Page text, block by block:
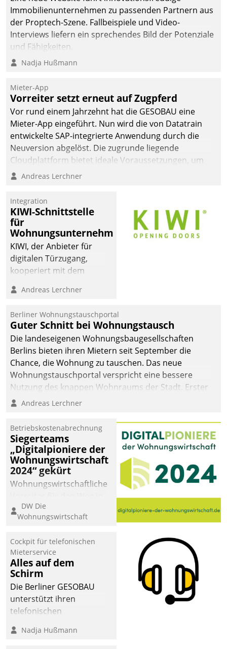
Neues zu bieten hat.
Immobilienunternehmen zu passenden Partnern aus
der Proptech-Szene. Fallbeispiele und Video-
Interviews liefern ein sprechendes Bild der Potenziale
und Fähigkeiten.
Nadja Hußmann
Mieter-App
Vorreiter setzt erneut auf Zugpferd
Vor rund einem Jahrzehnt hat die GESOBAU eine
Mieter-App eingeführt. Nun wird die von Datatrain
entwickelte SAP-integrierte Anwendung durch die
Neuversion abgelöst. Die zugrunde liegende
Cloudplattform bietet ideale Voraussetzungen, um
die Funktionalität der App zu erweitern und weitere
integrieren.
Andreas Lerchner
Integration
KIWI-Schnittstelle
für
Wohnungsunternehmen
KIWI, der Anbieter für
digitalen Türzugang,
kooperiert mit dem
Softwareentwicklungshaus
Andreas Lerchner
Berliner Wohnungstauschportal
Guter Schnitt bei Wohnungstausch
Die landeseigenen Wohnungsbaugesellschaften
Berlins bieten ihren Mietern seit September die
Chance, die Wohnung zu tauschen. Das neue
Wohnungstauschportal verspricht eine bessere
Nutzung des knappen Wohnraums der Stadt. Erster
Anwendungsfall für Datatrains Lösung API-Hub mit
Unternehmen.
Andreas Lerchner
Betriebskostenabrechnung
Siegerteams
„Digitalpioniere der
Wohnungswirtschaft
2024“ gekürt
Wohnungswirtschaftliche
eine digitale Zukunft zu
finden, ist das Ziel des
der
Wohnungswirtschaft“.
Bewerben können sich
dafür ein Team
bestehend aus
Wohnungsunternehmen
und PropTech.
DW Die
Wohnungswirtschaft
Cockpit für telefonischen
Mieterservice
Alles auf dem
Schirm
Die Berliner GESOBAU
unterstützt ihren
telefonischen
digitalen Cockpit, das
Nadja Hußmann